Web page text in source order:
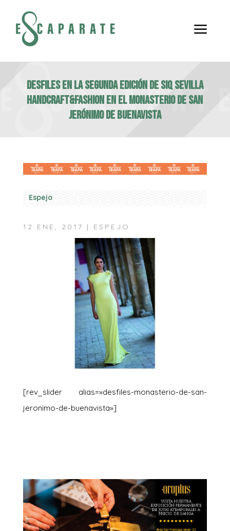
a
Desfiles en la segunda edición de SIQ Sevilla
Handcraft&Fashion en el Monasterio de San
Jerónimo de Buenavista
Espejo
12 ENE, 2017 | ESPEJO
[rev_slider alias=»desfiles-monasterio-de-san-
jeronimo-de-buenavista»]